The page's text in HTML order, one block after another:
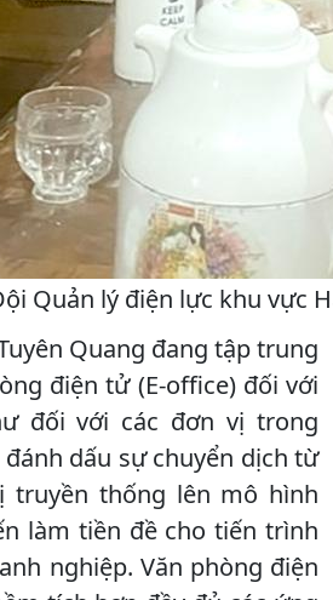
Quản lý điện lực khu vực
Quang đang tập trung
điện tử (E-office) đối với
đối với các đơn vị trong
dấu sự chuyển dịch từ
truyền thống lên mô hình
làm tiền đề cho tiến trình
nghiệp. Văn phòng điện